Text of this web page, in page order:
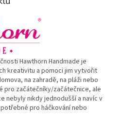
Hawthorn Handmade je
kreativitu a pomoci jim vytvořit
na zahradě, na pláži nebo
pro začátečníky/začátečnice, ale
nebyly nikdy jednodušší a navíc v
pro háčkování nebo